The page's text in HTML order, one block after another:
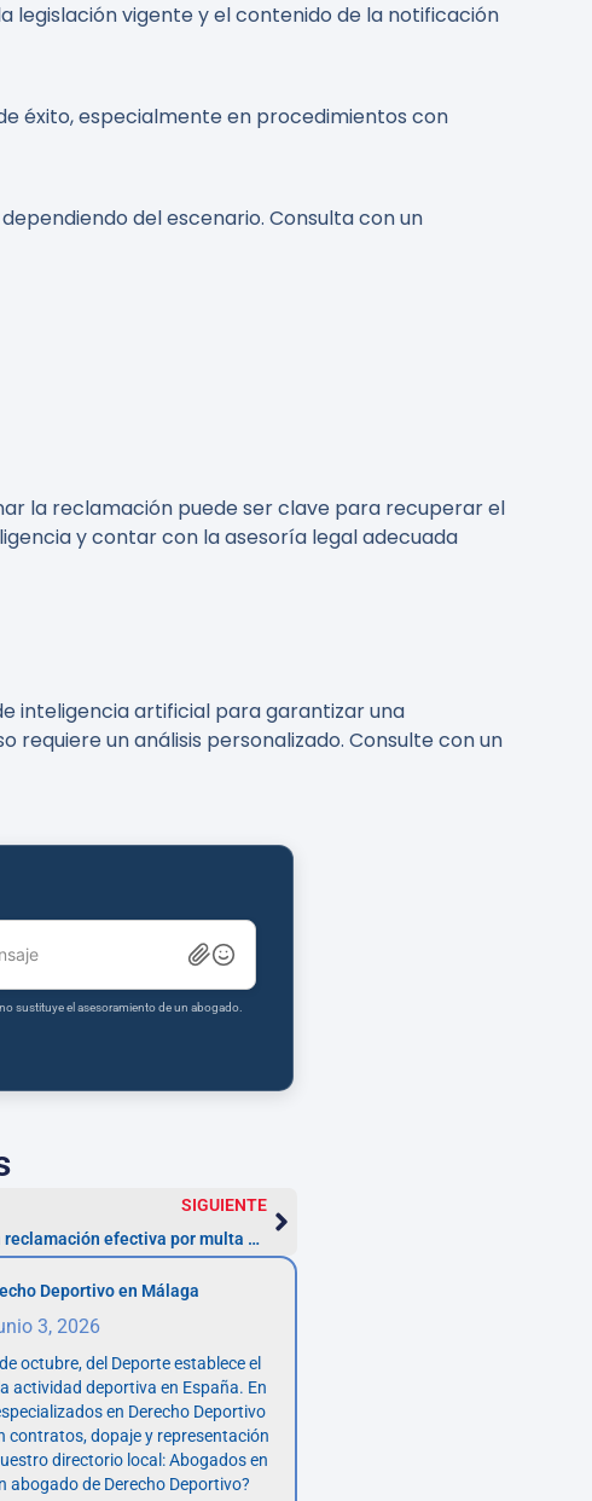
legislación vigente y el contenido de la notificación
éxito, especialmente en procedimientos con
del escenario. Consulta con un
la reclamación puede ser clave para recuperar el
y contar con la asesoría legal adecuada
inteligencia artificial para garantizar una
un análisis personalizado. Consulte con un
sustituye el asesoramiento de un abogado.
SIGUIENTE
Consejos para presentar una reclamación efectiva por multa ZBE en Madrid
Deportivo en Málaga
3, 2026
octubre, del Deporte establece el
actividad deportiva en España. En
en Derecho Deportivo
contratos, dopaje y representación
directorio local: Abogados en
abogado de Derecho Deportivo?